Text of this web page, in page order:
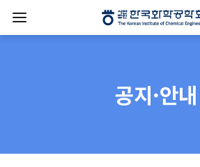
공지·안내